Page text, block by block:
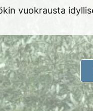
vuokrausta